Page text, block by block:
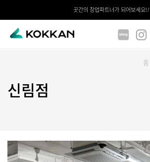
곳간의 창업파트너가 되어보세요!!
홈
신림점